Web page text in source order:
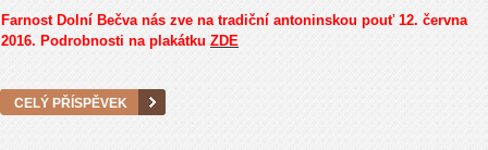
Farnost Dolní Bečva nás zve na tradiční antoninskou pouť 12. června
2016. Podrobnosti na plakátku ZDE
CELÝ PŘÍSPĚVEK